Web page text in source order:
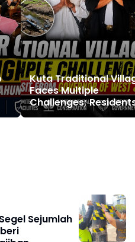
Kuta Traditional
Faces Multiple
Challenges;
Hope for a Visit from
Sejumlah